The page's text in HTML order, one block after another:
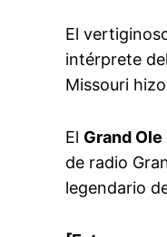
El
intérprete del
Missouri
El Grand
de radio
legendario